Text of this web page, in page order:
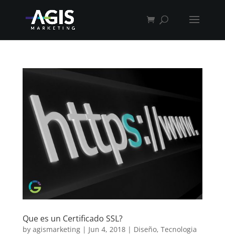
Que es un Certificado SSL?
by agismarketing| Jun 4, 2018| Diseño, Tecnologia